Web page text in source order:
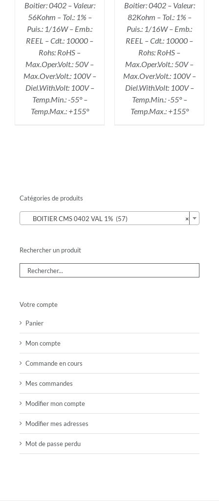
Boitier: 0402 – Valeur:
56Kohm – Tol.: 1% –
Puis.: 1/16W – Emb.:
REEL – Cdt.: 10000 –
Rohs: RoHS –
Max.Oper.Volt.: 50V –
Max.Over.Volt.: 100V –
Diel.With.Volt: 100V –
Temp.Min.: -55° –
Temp.Max.: +155°
Boitier: 0402 – Valeur:
82Kohm – Tol.: 1% –
Puis.: 1/16W – Emb.:
REEL – Cdt.: 10000 –
Rohs: RoHS –
Max.Oper.Volt.: 50V –
Max.Over.Volt.: 100V –
Diel.With.Volt: 100V –
Temp.Min.: -55° –
Temp.Max.: +155°
Catégories de produits
×
BOITIER CMS 0402 VAL 1% (57)
Rechercher un produit
Votre compte
Panier
Mon compte
Commande en cours
Mes commandes
Modifier mon compte
Modifier mes adresses
Mot de passe perdu